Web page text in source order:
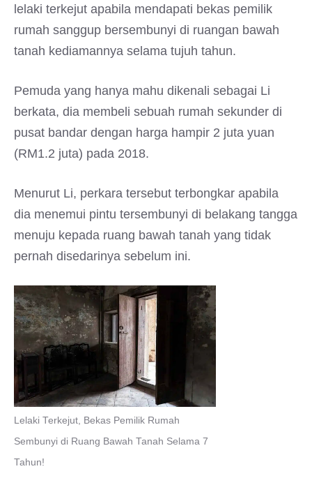
lelaki terkejut apabila mendapati bekas pemilik
rumah sanggup bersembunyi di ruangan bawah
tanah kediamannya selama tujuh tahun.
Pemuda yang hanya mahu dikenali sebagai Li
berkata, dia membeli sebuah rumah sekunder di
pusat bandar dengan harga hampir 2 juta yuan
(RM1.2 juta) pada 2018.
Menurut Li, perkara tersebut terbongkar apabila
dia menemui pintu tersembunyi di belakang tangga
menuju kepada ruang bawah tanah yang tidak
pernah disedarinya sebelum ini.
Lelaki Terkejut, Bekas Pemilik Rumah
Sembunyi di Ruang Bawah Tanah Selama 7
Tahun!